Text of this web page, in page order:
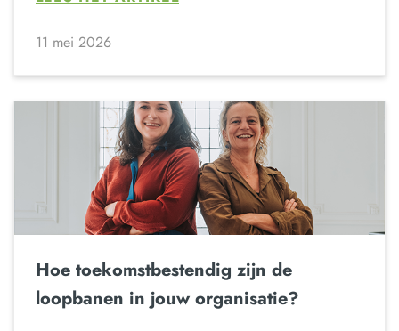
11 mei 2026
Hoe toekomstbestendig zijn de
loopbanen in jouw organisatie?